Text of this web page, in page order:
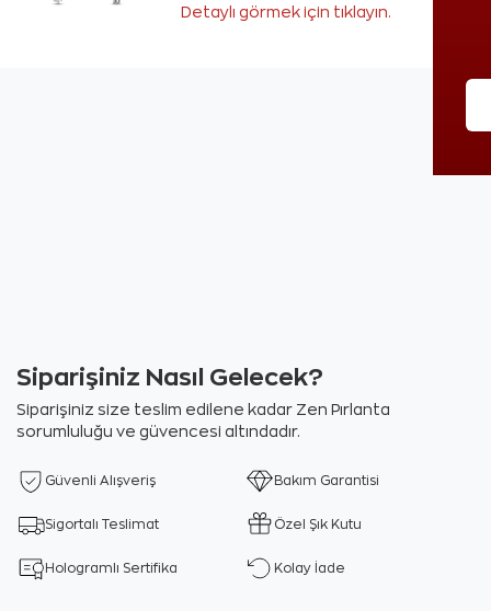
Detaylı görmek için tıklayın.
Siparişiniz Nasıl Gelecek?
Siparişiniz size teslim edilene kadar Zen Pırlanta
sorumluluğu ve güvencesi altındadır.
Güvenli Alışveriş Bakım Garantisi
Sigortalı Teslimat Özel Şık Kutu
Hologramlı Sertifika Kolay İade